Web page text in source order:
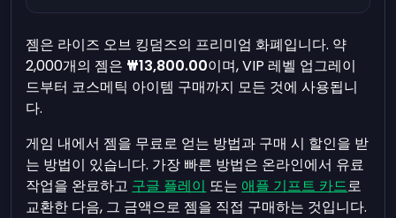
젬은 라이즈 오브 킹덤즈의 프리미엄 화폐입니다. 약
2,000개의 젬은 ₩13,800.00이며, VIP 레벨 업그레이
드부터 코스메틱 아이템 구매까지 모든 것에 사용됩니
다.
게임 내에서 젬을 무료로 얻는 방법과 구매 시 할인을 받
는 방법이 있습니다. 가장 빠른 방법은 온라인에서 유료
작업을 완료하고 구글 플레이 또는 애플 기프트 카드로
교환한 다음, 그 금액으로 젬을 직접 구매하는 것입니다.